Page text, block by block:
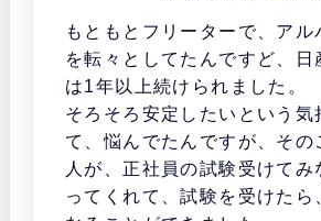
もともとフリーターで、アル
を転々としてたんですど、日
は1年以上続けられました。
そろそろ安定したいという気
て、悩んでたんですが、その
人が、正社員の試験受けてみ
ってくれて、試験を受けたら